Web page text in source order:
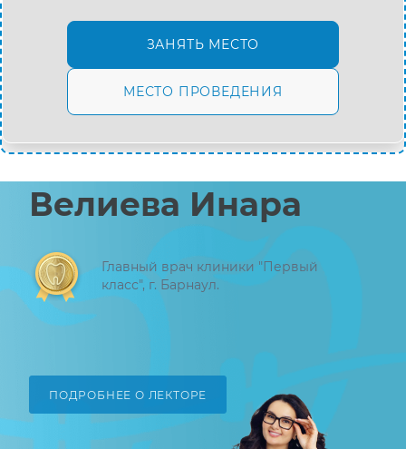
ЗАНЯТЬ МЕСТО
МЕСТО ПРОВЕДЕНИЯ
Велиева Инара
Главный врач клиники "Первый
класс", г. Барнаул.
ПОДРОБНЕЕ О ЛЕКТОРЕ